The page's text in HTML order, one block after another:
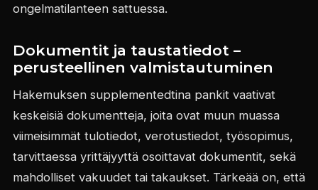
ongelmatilanteen sattuessa.
Dokumentit ja taustatiedot –
perusteellinen valmistautuminen
Hakemuksen supplementedtina pankit vaativat
keskeisiä dokumentteja, joita ovat muun muassa
viimeisimmät tulotiedot, verotustiedot, työsopimus,
tarvittaessa yrittäjyyttä osoittavat dokumentit, sekä
mahdolliset vakuudet tai takaukset. Tärkeää on, että